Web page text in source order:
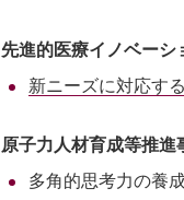
先進的医療イノベーシ
新ニーズに対応す
原子力人材育成等推進
多角的思考力の養